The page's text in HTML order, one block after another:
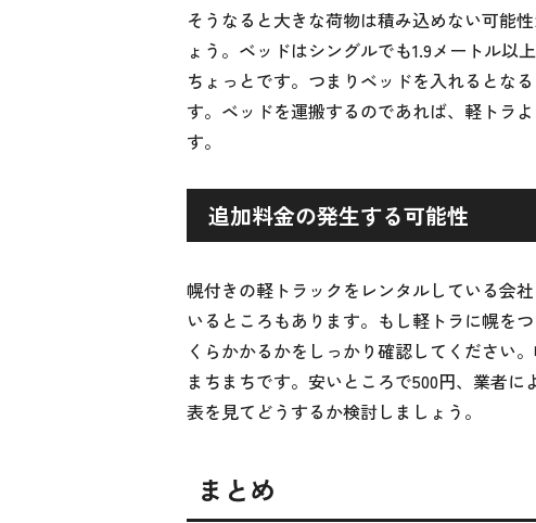
そうなると大きな荷物は積み込めない可能
ょう。ベッドはシングルでも1.9メートル以
ちょっとです。つまりベッドを入れるとな
す。ベッドを運搬するのであれば、軽トラ
す。
追加料金の発生する可能性
幌付きの軽トラックをレンタルしている会
いるところもあります。もし軽トラに幌を
くらかかるかをしっかり確認してください
まちまちです。安いところで500円、業者
表を見てどうするか検討しましょう。
まとめ